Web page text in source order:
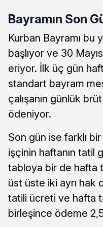
Bayramın Son
Kurban Bayramı bu
başlıyor ve 30
eriyor. İlk üç gün
standart bayram
çalışanın günlük
ödeniyor.
Son gün ise farklı
işçinin haftanın tatil
tabloya bir de hafta
üst üste iki ayrı
tatili ücreti ve hafta
birleşince ödeme